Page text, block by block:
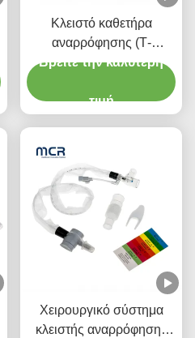
Κλειστό καθετήρα
αναρρόφησης (Τ-
κομμάτι) αυτόματο
ενήλικες
Βρείτε την καλύτερη
τιμή
Χειρουργικό σύστημα
κλειστής αναρρόφησης